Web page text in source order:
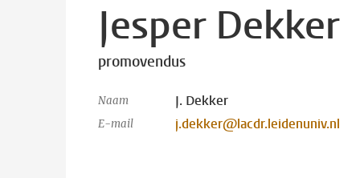
Jesper Dekker
promovendus
Naam J. Dekker
E-mail j.dekker@lacdr.leidenuniv.nl